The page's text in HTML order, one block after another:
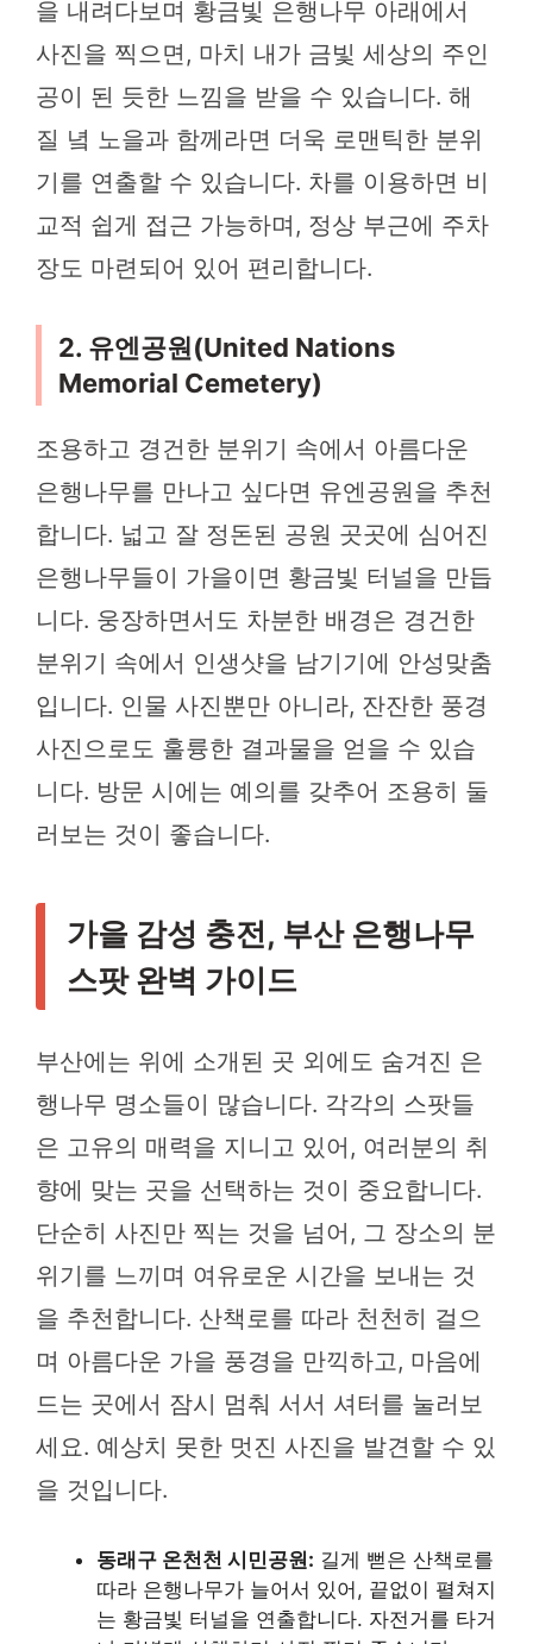
을 내려다보며 황금빛 은행나무 아래에서
사진을 찍으면, 마치 내가 금빛 세상의 주인
공이 된 듯한 느낌을 받을 수 있습니다. 해
질 녘 노을과 함께라면 더욱 로맨틱한 분위
기를 연출할 수 있습니다. 차를 이용하면 비
교적 쉽게 접근 가능하며, 정상 부근에 주차
장도 마련되어 있어 편리합니다.
2. 유엔공원(United Nations
Memorial Cemetery)
조용하고 경건한 분위기 속에서 아름다운
은행나무를 만나고 싶다면 유엔공원을 추천
합니다. 넓고 잘 정돈된 공원 곳곳에 심어진
은행나무들이 가을이면 황금빛 터널을 만듭
니다. 웅장하면서도 차분한 배경은 경건한
분위기 속에서 인생샷을 남기기에 안성맞춤
입니다. 인물 사진뿐만 아니라, 잔잔한 풍경
사진으로도 훌륭한 결과물을 얻을 수 있습
니다. 방문 시에는 예의를 갖추어 조용히 둘
러보는 것이 좋습니다.
가을 감성 충전, 부산 은행나무
스팟 완벽 가이드
부산에는 위에 소개된 곳 외에도 숨겨진 은
행나무 명소들이 많습니다. 각각의 스팟들
은 고유의 매력을 지니고 있어, 여러분의 취
향에 맞는 곳을 선택하는 것이 중요합니다.
단순히 사진만 찍는 것을 넘어, 그 장소의 분
위기를 느끼며 여유로운 시간을 보내는 것
을 추천합니다. 산책로를 따라 천천히 걸으
며 아름다운 가을 풍경을 만끽하고, 마음에
드는 곳에서 잠시 멈춰 서서 셔터를 눌러보
세요. 예상치 못한 멋진 사진을 발견할 수 있
을 것입니다.
동래구 온천천 시민공원: 길게 뻗은 산책로를
따라 은행나무가 늘어서 있어, 끝없이 펼쳐지
는 황금빛 터널을 연출합니다. 자전거를 타거